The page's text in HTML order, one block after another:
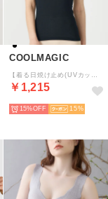
COOLMAGIC
￥1,215
15% 15